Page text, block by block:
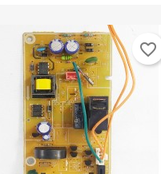
favorite_border